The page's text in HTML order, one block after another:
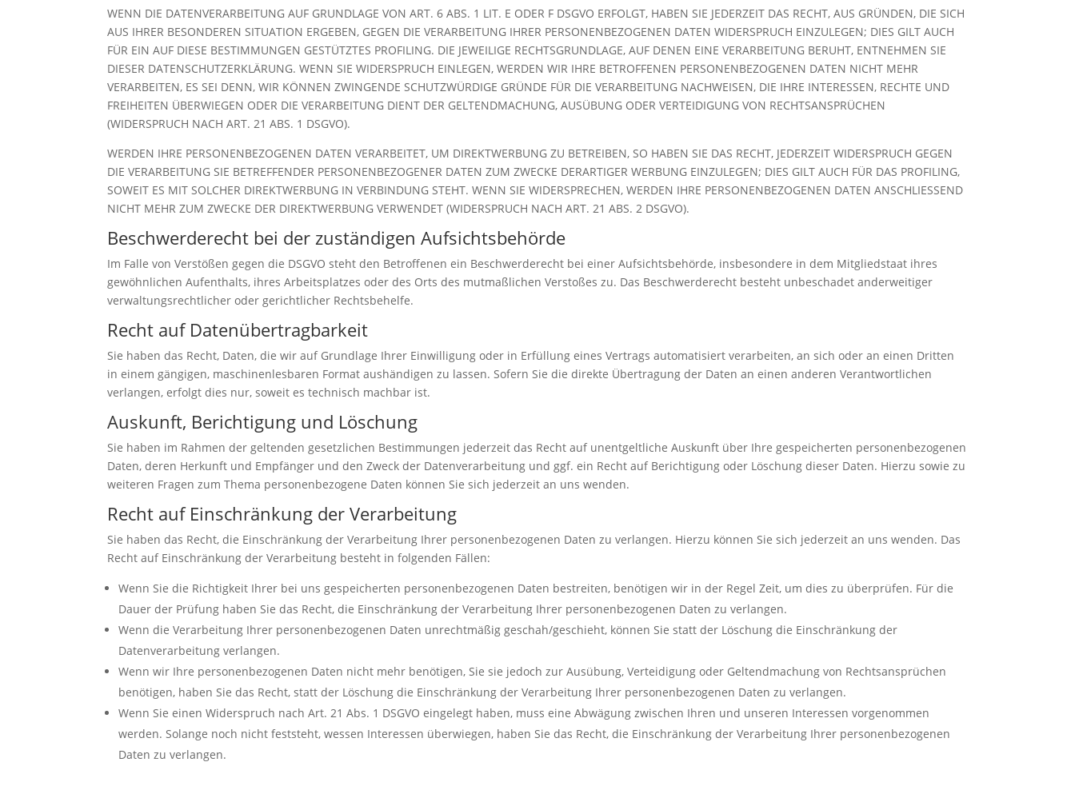
WENN DIE DATENVERARBEITUNG AUF GRUNDLAGE VON ART. 6 ABS. 1 LIT. E ODER F DSGVO ERFOLGT, HABEN SIE JEDERZEIT DAS RECHT, AUS GRÜNDEN, DIE SICH
AUS IHRER BESONDEREN SITUATION ERGEBEN, GEGEN DIE VERARBEITUNG IHRER PERSONENBEZOGENEN DATEN WIDERSPRUCH EINZULEGEN; DIES GILT AUCH
FÜR EIN AUF DIESE BESTIMMUNGEN GESTÜTZTES PROFILING. DIE JEWEILIGE RECHTSGRUNDLAGE, AUF DENEN EINE VERARBEITUNG BERUHT, ENTNEHMEN SIE
DIESER DATENSCHUTZERKLÄRUNG. WENN SIE WIDERSPRUCH EINLEGEN, WERDEN WIR IHRE BETROFFENEN PERSONENBEZOGENEN DATEN NICHT MEHR
VERARBEITEN, ES SEI DENN, WIR KÖNNEN ZWINGENDE SCHUTZWÜRDIGE GRÜNDE FÜR DIE VERARBEITUNG NACHWEISEN, DIE IHRE INTERESSEN, RECHTE UND
FREIHEITEN ÜBERWIEGEN ODER DIE VERARBEITUNG DIENT DER GELTENDMACHUNG, AUSÜBUNG ODER VERTEIDIGUNG VON RECHTSANSPRÜCHEN
(WIDERSPRUCH NACH ART. 21 ABS. 1 DSGVO).
WERDEN IHRE PERSONENBEZOGENEN DATEN VERARBEITET, UM DIREKTWERBUNG ZU BETREIBEN, SO HABEN SIE DAS RECHT, JEDERZEIT WIDERSPRUCH GEGEN
DIE VERARBEITUNG SIE BETREFFENDER PERSONENBEZOGENER DATEN ZUM ZWECKE DERARTIGER WERBUNG EINZULEGEN; DIES GILT AUCH FÜR DAS PROFILING,
SOWEIT ES MIT SOLCHER DIREKTWERBUNG IN VERBINDUNG STEHT. WENN SIE WIDERSPRECHEN, WERDEN IHRE PERSONENBEZOGENEN DATEN ANSCHLIESSEND
NICHT MEHR ZUM ZWECKE DER DIREKTWERBUNG VERWENDET (WIDERSPRUCH NACH ART. 21 ABS. 2 DSGVO).
Beschwerde­recht bei der zuständigen Aufsichts­behörde
Im Falle von Verstößen gegen die DSGVO steht den Betroffenen ein Beschwerderecht bei einer Aufsichtsbehörde, insbesondere in dem Mitgliedstaat ihres
gewöhnlichen Aufenthalts, ihres Arbeitsplatzes oder des Orts des mutmaßlichen Verstoßes zu. Das Beschwerderecht besteht unbeschadet anderweitiger
verwaltungsrechtlicher oder gerichtlicher Rechtsbehelfe.
Recht auf Daten­übertrag­barkeit
Sie haben das Recht, Daten, die wir auf Grundlage Ihrer Einwilligung oder in Erfüllung eines Vertrags automatisiert verarbeiten, an sich oder an einen Dritten
in einem gängigen, maschinenlesbaren Format aushändigen zu lassen. Sofern Sie die direkte Übertragung der Daten an einen anderen Verantwortlichen
verlangen, erfolgt dies nur, soweit es technisch machbar ist.
Auskunft, Berichtigung und Löschung
Sie haben im Rahmen der geltenden gesetzlichen Bestimmungen jederzeit das Recht auf unentgeltliche Auskunft über Ihre gespeicherten personenbezogenen
Daten, deren Herkunft und Empfänger und den Zweck der Datenverarbeitung und ggf. ein Recht auf Berichtigung oder Löschung dieser Daten. Hierzu sowie zu
weiteren Fragen zum Thema personenbezogene Daten können Sie sich jederzeit an uns wenden.
Recht auf Einschränkung der Verarbeitung
Sie haben das Recht, die Einschränkung der Verarbeitung Ihrer personenbezogenen Daten zu verlangen. Hierzu können Sie sich jederzeit an uns wenden. Das
Recht auf Einschränkung der Verarbeitung besteht in folgenden Fällen:
Wenn Sie die Richtigkeit Ihrer bei uns gespeicherten personenbezogenen Daten bestreiten, benötigen wir in der Regel Zeit, um dies zu überprüfen. Für die
Dauer der Prüfung haben Sie das Recht, die Einschränkung der Verarbeitung Ihrer personenbezogenen Daten zu verlangen.
Wenn die Verarbeitung Ihrer personenbezogenen Daten unrechtmäßig geschah/geschieht, können Sie statt der Löschung die Einschränkung der
Datenverarbeitung verlangen.
Wenn wir Ihre personenbezogenen Daten nicht mehr benötigen, Sie sie jedoch zur Ausübung, Verteidigung oder Geltendmachung von Rechtsansprüchen
benötigen, haben Sie das Recht, statt der Löschung die Einschränkung der Verarbeitung Ihrer personenbezogenen Daten zu verlangen.
Wenn Sie einen Widerspruch nach Art. 21 Abs. 1 DSGVO eingelegt haben, muss eine Abwägung zwischen Ihren und unseren Interessen vorgenommen
werden. Solange noch nicht feststeht, wessen Interessen überwiegen, haben Sie das Recht, die Einschränkung der Verarbeitung Ihrer personenbezogenen
Daten zu verlangen.